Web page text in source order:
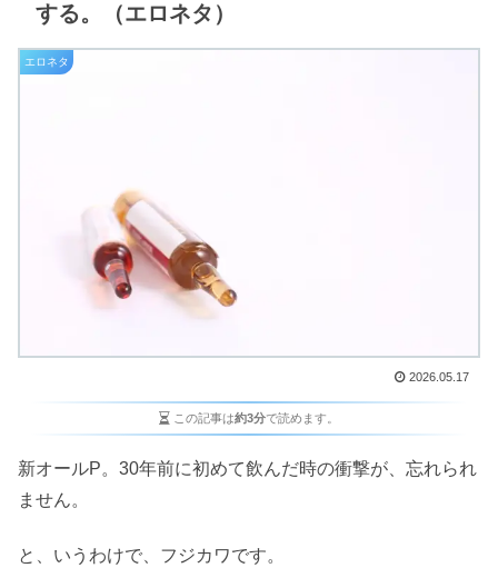
する。（エロネタ）
エロネタ
2026.05.17
この記事は約3分で読めます。
新オールP。30年前に初めて飲んだ時の衝撃が、忘れられ
ません。
と、いうわけで、フジカワです。